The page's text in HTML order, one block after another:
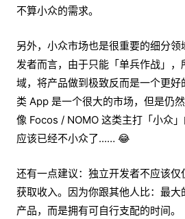
不算小众的需求。
另外，小众市场也是很重要的细分
发者而言，由于只能「单兵作战」
域，将产品做到极致反而是一个更
类 App 是一个很大的市场，但是仍
像 Focos / NOMO 这类主打「小众
应该已经不小众了...… 😂
还有一点建议：独立开发者不应该
获取收入。因为你跟其他人比：最大
产品，而是拥有可自行支配的时间。